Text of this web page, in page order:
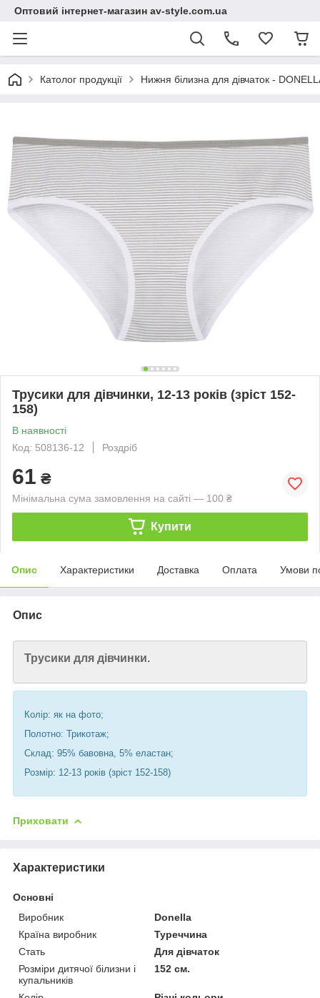
Оптовий інтернет-магазин av-style.com.ua
Католог продукції Нижня білизна для дівчаток -
Трусики для дівчинки, 12-13 років (зріст 152-
158)
В наявності
Код: 508136-12
Роздріб
61 ₴
Мінімальна сума замовлення на сайті — 100 ₴
Купити
Опис Характеристики Доставка Оплата Умови
Опис
Трусики для дівчинки.
Колір: як на фото;
Полотно: Трикотаж;
Склад: 95% бавовна, 5% еластан;
Розмір: 12-13 років (зріст 152-158)
Приховати
Характеристики
Основні
Виробник
Donella
Країна виробник
Туреччина
Стать
Для дівчаток
Розміри дитячої білизни і
купальників
152 см.